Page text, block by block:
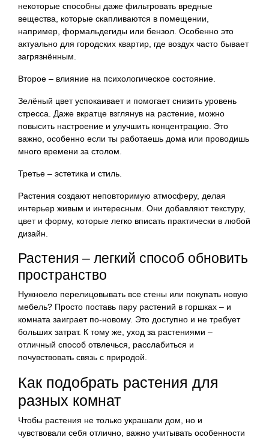
некоторые способны даже фильтровать вредные
вещества, которые скапливаются в помещении,
например, формальдегиды или бензол. Особенно это
актуально для городских квартир, где воздух часто бывает
загрязнённым.
Второе – влияние на психологическое состояние.
Зелёный цвет успокаивает и помогает снизить уровень
стресса. Даже вкратце взглянув на растение, можно
повысить настроение и улучшить концентрацию. Это
важно, особенно если ты работаешь дома или проводишь
много времени за столом.
Третье – эстетика и стиль.
Растения создают неповторимую атмосферу, делая
интерьер живым и интересным. Они добавляют текстуру,
цвет и форму, которые легко вписать практически в любой
дизайн.
Растения – легкий способ обновить
пространство
Нужноело перелицовывать все стены или покупать новую
мебель? Просто поставь пару растений в горшках – и
комната заиграет по-новому. Это доступно и не требует
больших затрат. К тому же, уход за растениями –
отличный способ отвлечься, расслабиться и
почувствовать связь с природой.
Как подобрать растения для
разных комнат
Чтобы растения не только украшали дом, но и
чувствовали себя отлично, важно учитывать особенности